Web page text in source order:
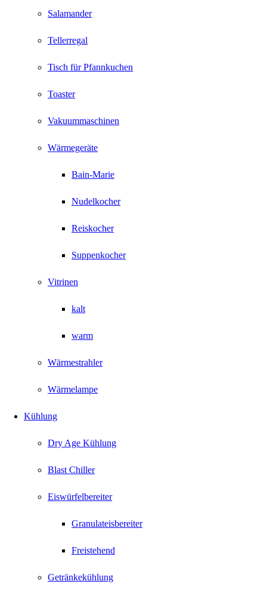
Salamander
Tellerregal
Tisch für Pfannkuchen
Toaster
Vakuummaschinen
Wärmegeräte
Bain-Marie
Nudelkocher
Reiskocher
Suppenkocher
Vitrinen
kalt
warm
Wärmestrahler
Wärmelampe
Kühlung
Dry Age Kühlung
Blast Chiller
Eiswürfelbereiter
Granulateisbereiter
Freistehend
Getränkekühlung